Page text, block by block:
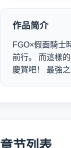
作品简介
FGO×假面騎士
前行。 而這樣
慶賀吧！ 最強之